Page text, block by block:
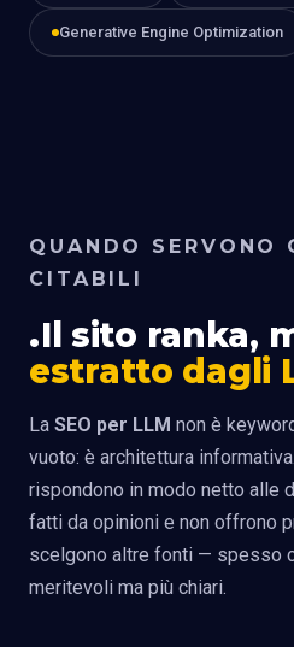
Generative Engine Optimization
QUANDO SERVONO
CITABILI
Il sito ranka,
estratto dagli
La SEO per LLM non è
vuoto: è architettura
rispondono in modo netto alle
fatti da opinioni e non offrono
scelgono altre fonti — spesso
meritevoli ma più chiari.